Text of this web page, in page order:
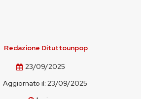
Redazione Dituttounpop
23/09/2025
Aggiornato il: 23/09/2025